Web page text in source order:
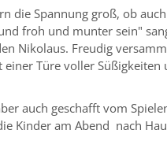
die Spannung groß, ob
froh und munter sein"
Nikolaus. Freudig
Türe voller Süßigkeiten
auch geschafft vom
Kinder am Abend nach